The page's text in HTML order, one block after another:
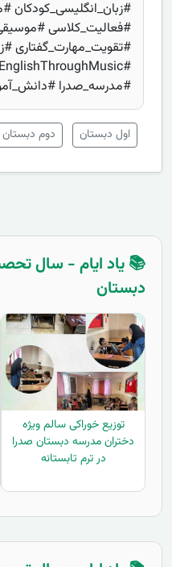
#زبان_انگلیسی_کودکان
#فعالیت_کلاسی
#تقویت_مهارت_گفتاری
#مدرسه_صدرا
اول دبستان دوم دبستان
دبستان
توزیع خوراکی سالم ویژه
دختران مدرسه دبستان صدرا
در ترم تابستانه